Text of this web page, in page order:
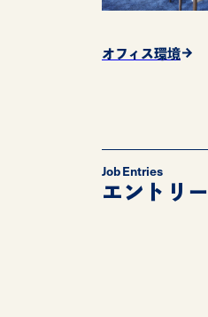
オフィス環境
Job Entries
エントリー